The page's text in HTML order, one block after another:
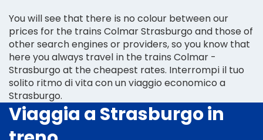
You will see that there is no colour between our
prices for the trains Colmar Strasburgo and those of
other search engines or providers, so you know that
here you always travel in the trains Colmar -
Strasburgo at the cheapest rates. Interrompi il tuo
solito ritmo di vita con un viaggio economico a
Strasburgo.
Viaggia a Strasburgo in